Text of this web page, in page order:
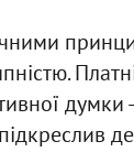
думки